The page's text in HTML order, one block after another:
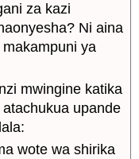
za kazi
Ni aina
ya
mwingine katika
upande
wote wa shirika